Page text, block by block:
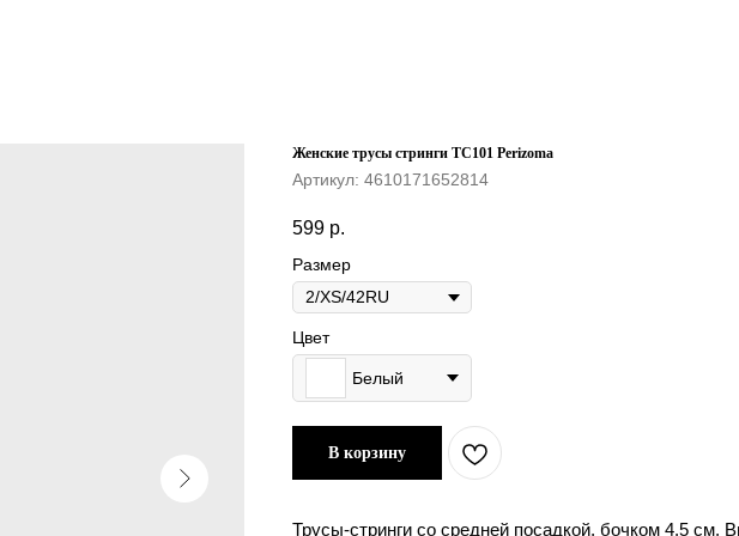
Женские трусы стринги TC101 Perizoma
Артикул: 4610171652814
599 р.
Размер
Цвет
Белый
В корзину
Трусы-стринги со средней посадкой, бочком 4,5 см.